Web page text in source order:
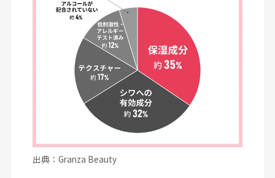
出典：Granza Beauty